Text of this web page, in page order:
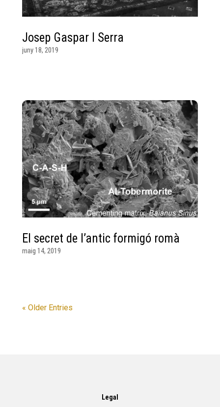
Josep Gaspar I Serra
juny 18, 2019
El secret de l’antic formigó romà
maig 14, 2019
« Older Entries
Legal